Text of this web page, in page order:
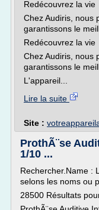
Redécouvrez la vie
Chez Audiris, nous
garantissons le
Redécouvrez la vie
Chez Audiris, nous
garantissons le
L'appareil...
Lire la suite
Site :
ProthÃ¨se
1/10 ...
Rechercher.Name :
selons les noms ou
28500 Résultats